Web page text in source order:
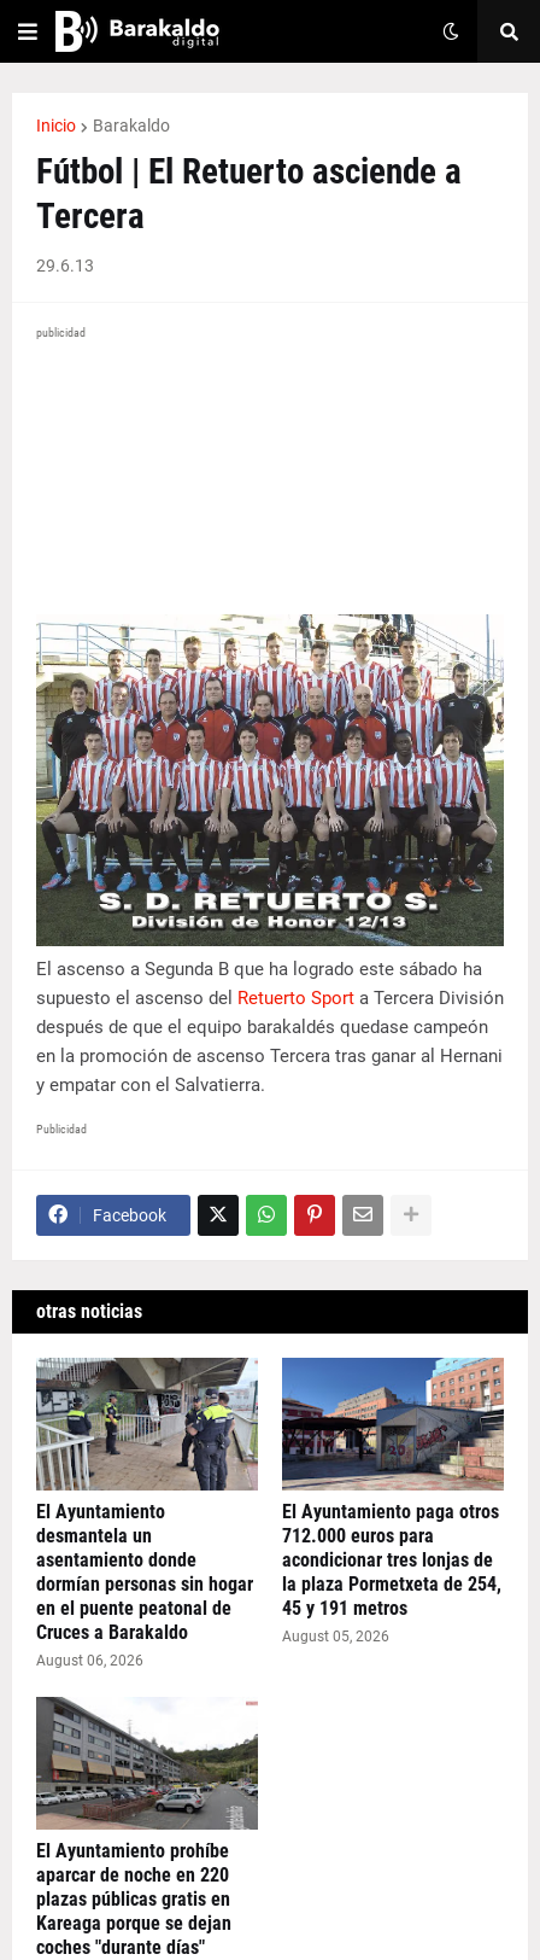
Inicio Barakaldo
Fútbol | El Retuerto asciende a
Tercera
29.6.13
publicidad
El ascenso a Segunda B que ha logrado este sábado ha
supuesto el ascenso del Retuerto Sport a Tercera División
después de que el equipo barakaldés quedase campeón
en la promoción de ascenso Tercera tras ganar al Hernani
y empatar con el Salvatierra.
Publicidad
Facebook
otras noticias
El Ayuntamiento
desmantela un
asentamiento donde
dormían personas sin hogar
en el puente peatonal de
Cruces a Barakaldo
August 06, 2026
El Ayuntamiento paga otros
712.000 euros para
acondicionar tres lonjas de
la plaza Pormetxeta de 254,
45 y 191 metros
August 05, 2026
El Ayuntamiento prohíbe
aparcar de noche en 220
plazas públicas gratis en
Kareaga porque se dejan
coches "durante días"